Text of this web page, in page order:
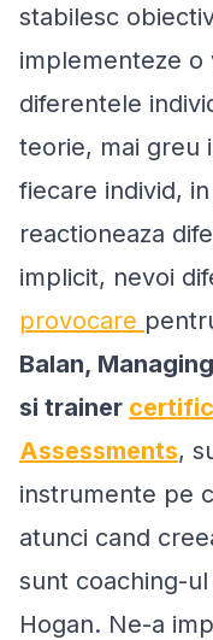
stabilesc
implementeze o
diferentele
teorie, mai greu
fiecare individ,
reactioneaza
implicit, nevoi
provocare
Balan,
si trainer
Assessments,
instrumente pe
atunci cand
sunt coaching-
Hogan. Ne-a